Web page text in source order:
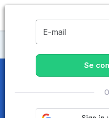
Maisons de retraite
Maisons de
Bar-le-
E-mail
Se